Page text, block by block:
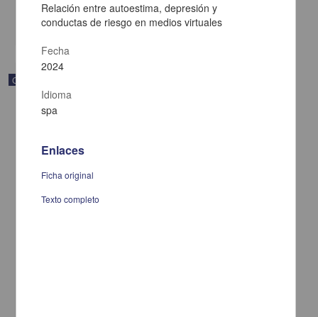
Correspondencia postal
Relación entre autoestima, depresión y
conductas de riesgo en medios virtuales
Fecha
2024
Idioma
spa
Enlaces
Ficha original
Texto completo